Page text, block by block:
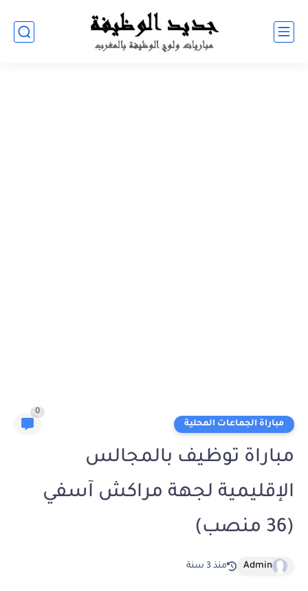
مباراة الجماعات المحلية
0
مباراة توظيف بالمجالس
الإقليمية لجهة مراكش آسفي
(36 منصب)
Admin منذ 3 سنة